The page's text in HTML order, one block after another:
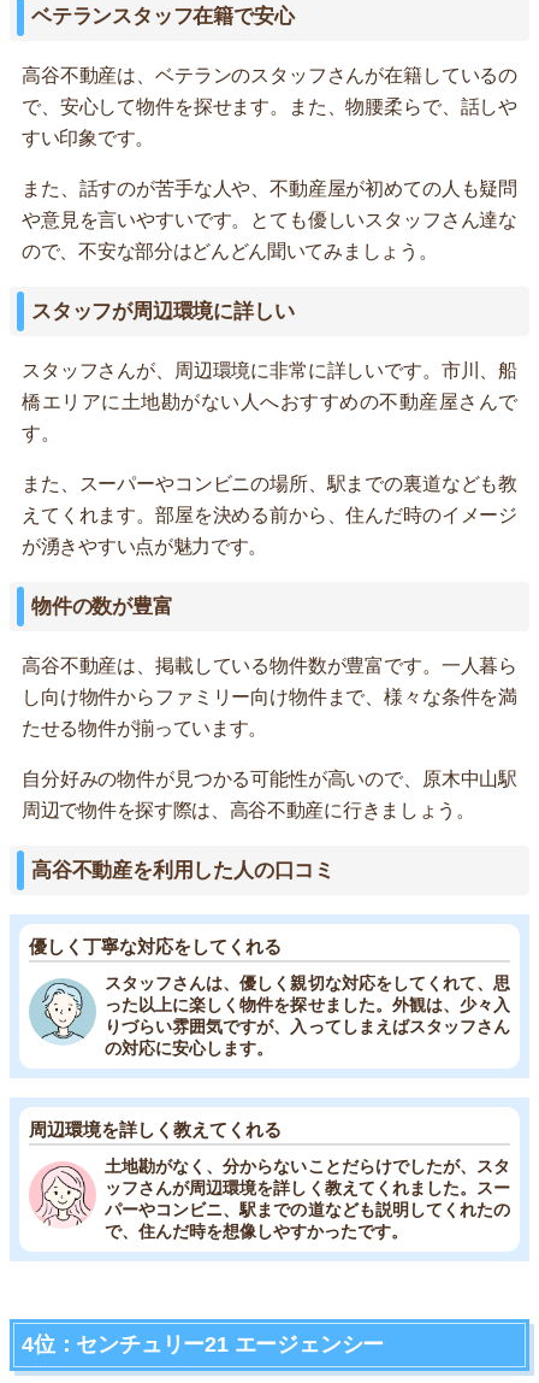
ベテランスタッフ在籍で安心
高谷不動産は、ベテランのスタッフさんが在籍しているの
で、安心して物件を探せます。また、物腰柔らで、話しや
すい印象です。
また、話すのが苦手な人や、不動産屋が初めての人も疑問
や意見を言いやすいです。とても優しいスタッフさん達な
ので、不安な部分はどんどん聞いてみましょう。
スタッフが周辺環境に詳しい
スタッフさんが、周辺環境に非常に詳しいです。市川、船
橋エリアに土地勘がない人へおすすめの不動産屋さんで
す。
また、スーパーやコンビニの場所、駅までの裏道なども教
えてくれます。部屋を決める前から、住んだ時のイメージ
が湧きやすい点が魅力です。
物件の数が豊富
高谷不動産は、掲載している物件数が豊富です。一人暮ら
し向け物件からファミリー向け物件まで、様々な条件を満
たせる物件が揃っています。
自分好みの物件が見つかる可能性が高いので、原木中山駅
周辺で物件を探す際は、高谷不動産に行きましょう。
高谷不動産を利用した人の口コミ
優しく丁寧な対応をしてくれる
スタッフさんは、優しく親切な対応をしてくれて、思
った以上に楽しく物件を探せました。外観は、少々入
りづらい雰囲気ですが、入ってしまえばスタッフさん
の対応に安心します。
周辺環境を詳しく教えてくれる
土地勘がなく、分からないことだらけでしたが、スタ
ッフさんが周辺環境を詳しく教えてくれました。スー
パーやコンビニ、駅までの道なども説明してくれたの
で、住んだ時を想像しやすかったです。
4位：センチュリー21 エージェンシー